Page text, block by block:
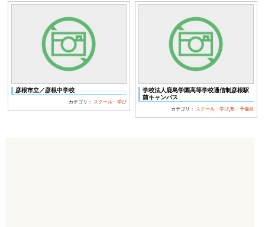
彦根市立／彦根中学校
カテゴリ： スクール・学び
学校法人鹿島学園高等学校通信制彦根駅
前キャンパス
カテゴリ： スクール・学び,塾・予備校